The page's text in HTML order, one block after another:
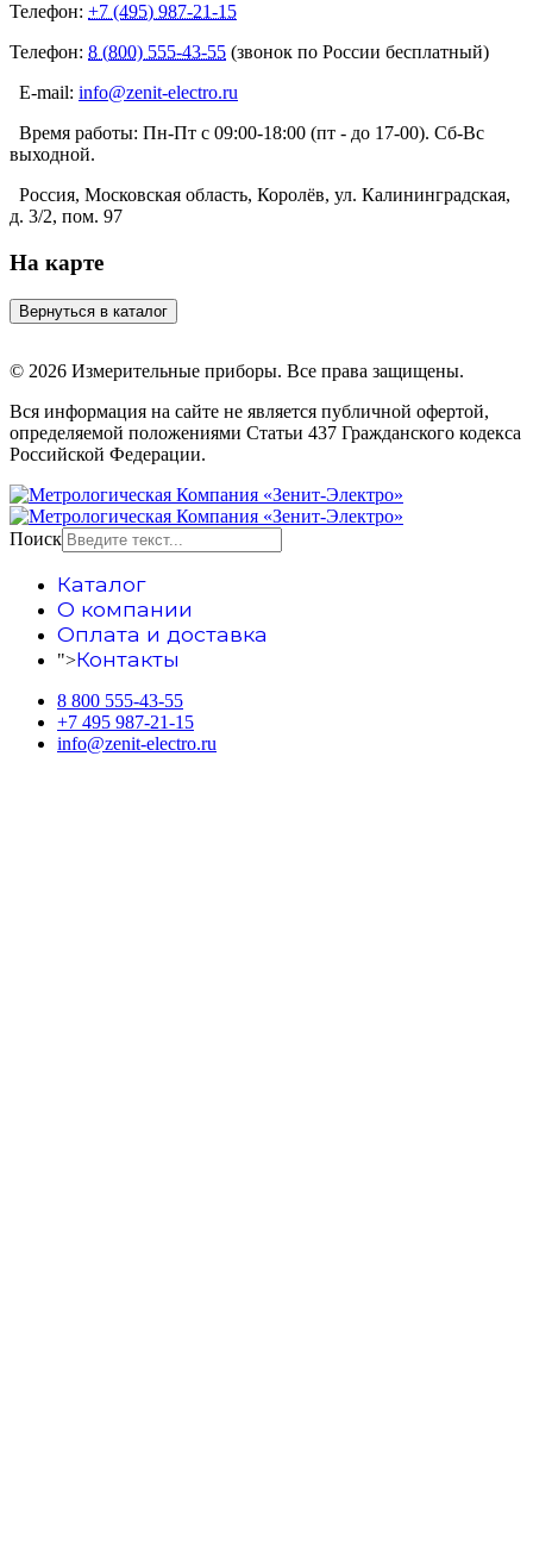
Телефон: +7 (495) 987-21-15
Телефон: 8 (800) 555-43-55 (звонок по России бесплатный)
E-mail: info@zenit-electro.ru
Время работы: Пн-Пт с 09:00-18:00 (пт - до 17-00). Сб-Вс
выходной.
Россия, Московская область, Королёв, ул. Калининградская,
д. 3/2, пом. 97
На карте
© 2026 Измерительные приборы. Все права защищены.
Вся информация на сайте не является публичной офертой,
определяемой положениями Статьи 437 Гражданского кодекса
Российской Федерации.
Поиск
Каталог
О компании
Оплата и доставка
">Контакты
8 800 555-43-55
+7 495 987-21-15
info@zenit-electro.ru